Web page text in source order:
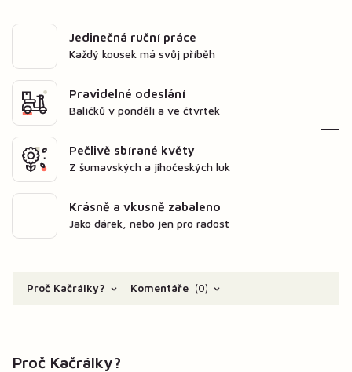
Jedinečná ruční práce
Každý kousek má svůj příběh
Pravidelné odeslání
Balíčků v pondělí a ve čtvrtek
Pečlivě sbírané květy
Z šumavských a jihočeských luk
Krásně a vkusně zabaleno
Jako dárek, nebo jen pro radost
Proč Kačrálky? Komentáře 0
Proč Kačrálky?